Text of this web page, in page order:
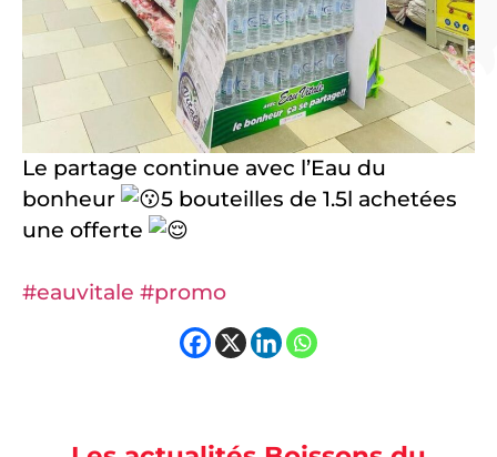
Le partage continue avec l’Eau du
bonheur
5 bouteilles de 1.5l achetées
une offerte
#eauvitale #promo